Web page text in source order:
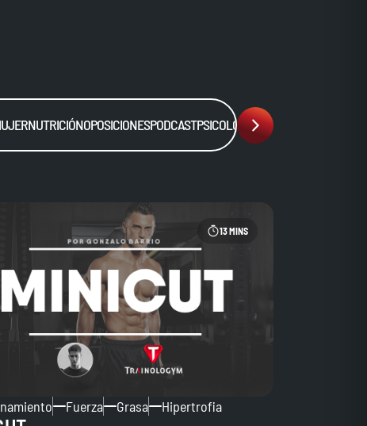
NUTRICIÓNOPOSICIONESPODCASTPSICOLOGÍASALUD
13 MINS
Fuerza Grasa Hipertrofia